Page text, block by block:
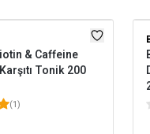
& Caffeine
Tonik 200
(1)